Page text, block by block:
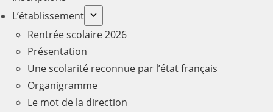
L’établissement
Rentrée scolaire 2026
Présentation
Une scolarité reconnue par l’état français
Organigramme
Le mot de la direction